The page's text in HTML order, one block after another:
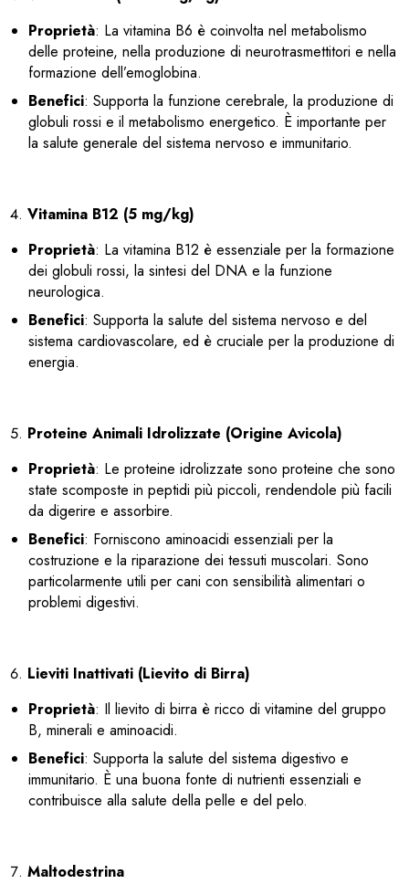
Proprietà: La vitamina B6 è coinvolta nel metabolismo
delle proteine, nella produzione di neurotrasmettitori e nella
formazione dell’emoglobina.
Benefici: Supporta la funzione cerebrale, la produzione di
globuli rossi e il metabolismo energetico. È importante per
la salute generale del sistema nervoso e immunitario.
Vitamina B12 (5 mg/kg)
Proprietà: La vitamina B12 è essenziale per la formazione
dei globuli rossi, la sintesi del DNA e la funzione
neurologica.
Benefici: Supporta la salute del sistema nervoso e del
sistema cardiovascolare, ed è cruciale per la produzione di
energia.
Proteine Animali Idrolizzate (Origine Avicola)
Proprietà: Le proteine idrolizzate sono proteine che sono
state scomposte in peptidi più piccoli, rendendole più facili
da digerire e assorbire.
Benefici: Forniscono aminoacidi essenziali per la
costruzione e la riparazione dei tessuti muscolari. Sono
particolarmente utili per cani con sensibilità alimentari o
problemi digestivi.
Lieviti Inattivati (Lievito di Birra)
Proprietà: Il lievito di birra è ricco di vitamine del gruppo
B, minerali e aminoacidi.
Benefici: Supporta la salute del sistema digestivo e
immunitario. È una buona fonte di nutrienti essenziali e
contribuisce alla salute della pelle e del pelo.
Maltodestrina